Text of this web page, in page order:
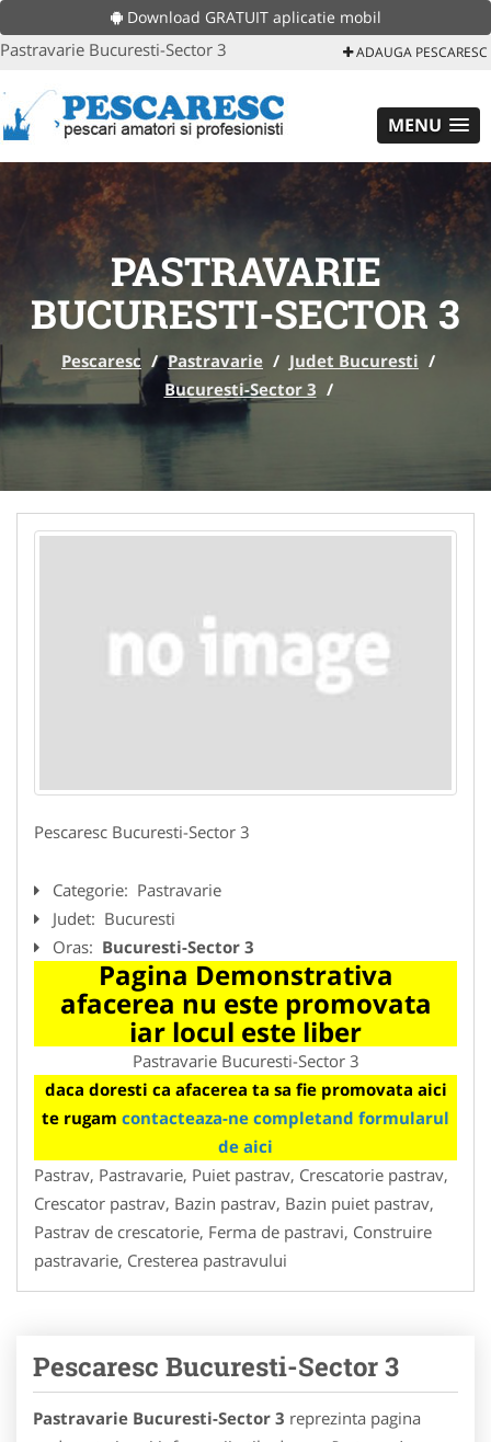
Download GRATUIT aplicatie mobil
Pastravarie Bucuresti-Sector 3 ADAUGA PESCARESC
MENU
PASTRAVARIE
BUCURESTI-SECTOR 3
Pescaresc / Pastravarie / Judet Bucuresti /
Bucuresti-Sector 3 /
Pescaresc Bucuresti-Sector 3
Categorie: Pastravarie
Judet: Bucuresti
Oras: Bucuresti-Sector 3
Pagina Demonstrativa
afacerea nu este promovata
iar locul este liber
Pastravarie Bucuresti-Sector 3
daca doresti ca afacerea ta sa fie promovata aici
te rugam contacteaza-ne completand formularul
de aici
Pastrav, Pastravarie, Puiet pastrav, Crescatorie pastrav,
Crescator pastrav, Bazin pastrav, Bazin puiet pastrav,
Pastrav de crescatorie, Ferma de pastravi, Construire
pastravarie, Cresterea pastravului
Pescaresc Bucuresti-Sector 3
Pastravarie Bucuresti-Sector 3 reprezinta pagina